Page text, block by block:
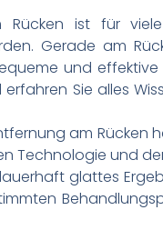
ist für
Gerade am
und
Sie alles
am
Technologie und
glattes